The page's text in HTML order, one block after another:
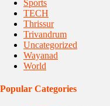
Sports
TECH
Thrissur
Trivandrum
Uncategorized
Wayanad
World
Popular Categories